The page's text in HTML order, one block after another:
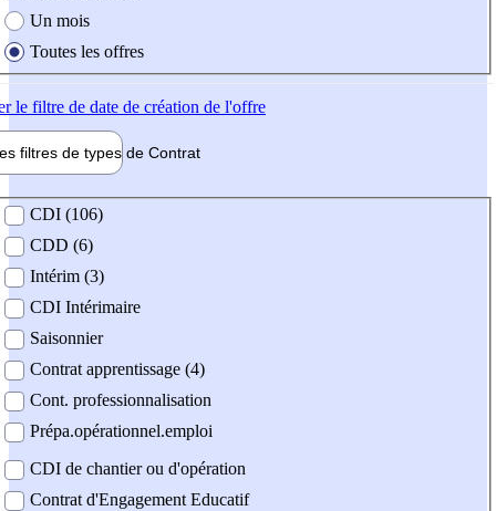
Un mois
Toutes les offres
le filtre de date de création de l'offre
filtres de types de Contrat
contrat
CDI (106)
CDD (6)
Intérim (3)
CDI Intérimaire
Saisonnier
Contrat apprentissage (4)
Cont. professionnalisation
Prépa.opérationnel.emploi
CDI de chantier ou d'opération
Contrat d'Engagement Educatif